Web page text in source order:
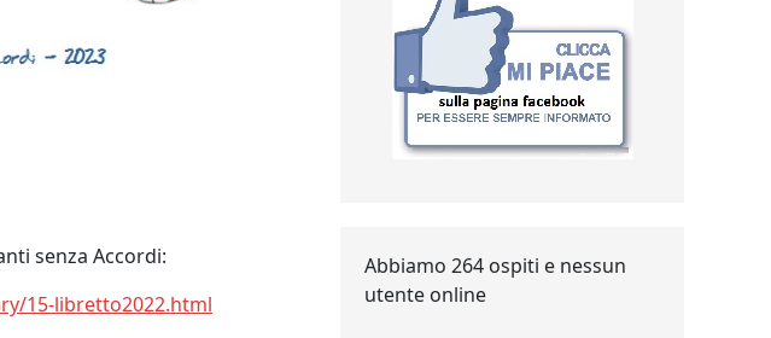
senza Accordi:
15-libretto2022.html
Abbiamo 264 ospiti e nessun
utente online